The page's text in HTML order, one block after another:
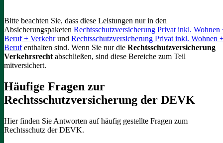
Bitte beachten Sie, dass diese Leistungen nur in den
Absicherungspaketen Rechtsschutzversicherung Privat inkl. Wohnen
Beruf + Verkehrund Rechtsschutzversicherung Privat inkl. Wohnen
Berufenthalten sind. Wenn Sie nur die Rechtsschutzversicherung
Verkehrsrecht abschließen, sind diese Bereiche zum Teil
mitversichert.
Häufige Fragen zur
Rechtsschutzversicherung der DEVK
Hier finden Sie Antworten auf häufig gestellte Fragen zum
Rechtsschutz der DEVK.